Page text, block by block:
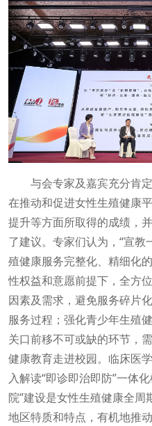
与会专家及嘉宾充分肯
在推动和促进女性生殖健康
提升等方面所取得的成绩，
了建议。专家们认为，“宣
殖健康服务完整化、精细化
性权益和意愿前提下，全方
因素及需求，避免服务碎片
服务过程；强化青少年生殖
关口前移不可或缺的环节，
健康教育走进校园。临床医
入解读“即诊即治即防”一体
院”建设是女性生殖健康全
地区特质和特点，有机地推